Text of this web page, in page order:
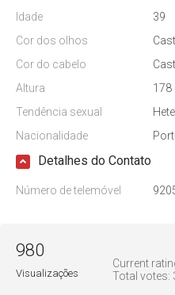
Idade
39
Cor dos olhos
Cor do cabelo
Altura
178
Tendência sexual
Nacionalidade
Detalhes do Contato
Número de telemóvel
Current
Total votes:
980
Visualizações